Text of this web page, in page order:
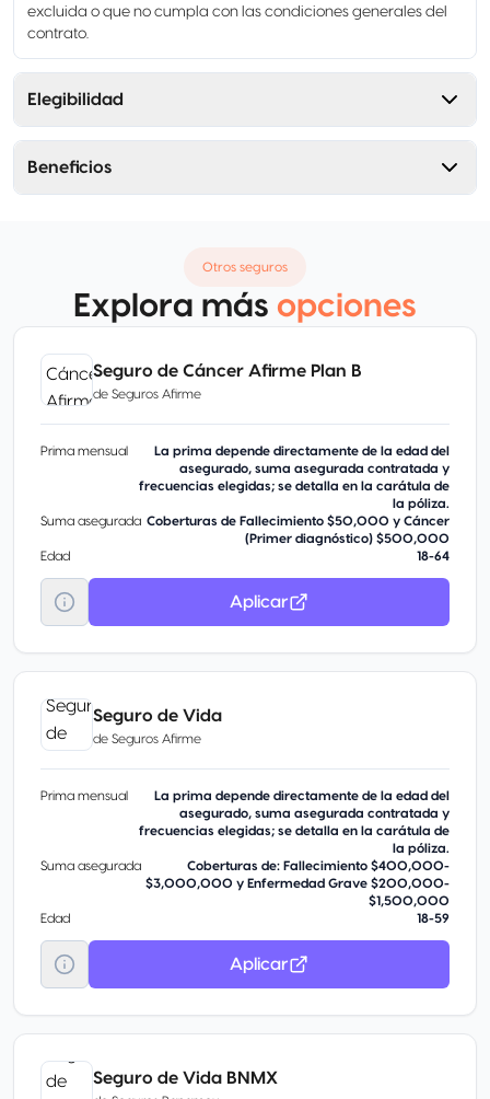
excluida o que no cumpla con las condiciones generales del
contrato.
Elegibilidad
Beneficios
Otros seguros
Explora más opciones
Seguro de Cáncer Afirme Plan B
de Seguros Afirme
Prima mensual
La prima depende directamente de la edad del
asegurado, suma asegurada contratada y
frecuencias elegidas; se detalla en la carátula de
la póliza.
Suma asegurada Coberturas de Fallecimiento $50,000 y Cáncer
(Primer diagnóstico) $500,000
Edad
18-64
Aplicar
Seguro de Vida
de Seguros Afirme
Prima mensual
La prima depende directamente de la edad del
asegurado, suma asegurada contratada y
frecuencias elegidas; se detalla en la carátula de
la póliza.
Suma asegurada
Coberturas de: Fallecimiento $400,000-
$3,000,000 y Enfermedad Grave $200,000-
$1,500,000
Edad
18-59
Aplicar
Seguro de Vida BNMX